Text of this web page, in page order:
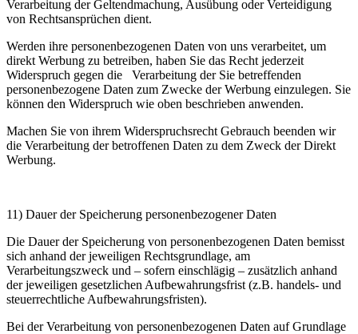
Verarbeitung der Geltendmachung, Ausübung oder Verteidigung
von Rechtsansprüchen dient.
Werden ihre personenbezogenen Daten von uns verarbeitet, um
direkt Werbung zu betreiben, haben Sie das Recht jederzeit
Widerspruch gegen die
Verarbeitung der Sie betreffenden
personenbezogene Daten zum Zwecke der Werbung einzulegen. Sie
können den Widerspruch wie oben beschrieben anwenden.
Machen Sie von ihrem Widerspruchsrecht Gebrauch beenden wir
die Verarbeitung der betroffenen Daten zu dem Zweck der Direkt
Werbung.
11) Dauer der Speicherung personenbezogener Daten
Die Dauer der Speicherung von personenbezogenen Daten bemisst
sich anhand der jeweiligen Rechtsgrundlage, am
Verarbeitungszweck und – sofern einschlägig – zusätzlich anhand
der jeweiligen gesetzlichen Aufbewahrungsfrist (z.B. handels- und
steuerrechtliche Aufbewahrungsfristen).
Bei der Verarbeitung von personenbezogenen Daten auf Grundlage